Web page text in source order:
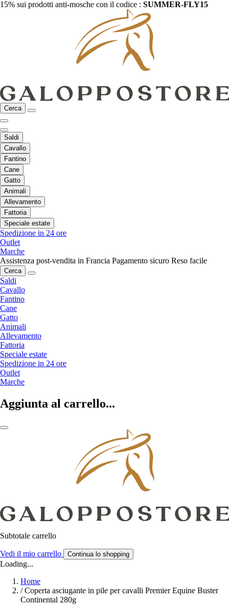
15% sui prodotti anti-mosche con il codice : SUMMER-FLY15
Cerca
Saldi
Cavallo
Fantino
Cane
Gatto
Animali
Allevamento
Fattoria
Speciale estate
Spedizione in 24 ore
Outlet
Marche
Assistenza post-vendita in Francia Pagamento sicuro Reso facile
Cerca
Saldi
Cavallo
Fantino
Cane
Gatto
Animali
Allevamento
Fattoria
Speciale estate
Spedizione in 24 ore
Outlet
Marche
Aggiunta al carrello...
Subtotale carrello
Vedi il mio carrello Continua lo shopping
Loading...
Home
/ Coperta asciugante in pile per cavalli Premier Equine Buster
Continental 280g